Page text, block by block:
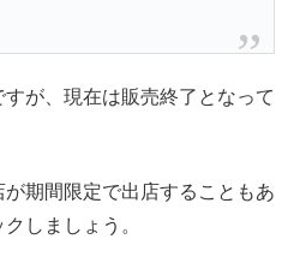
が、現在は販売終了となって
期間限定で出店することもあ
しましょう。